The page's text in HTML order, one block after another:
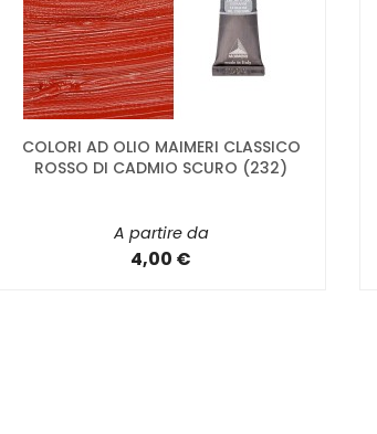
COLORI AD OLIO MAIMERI CLASSICO
ROSSO DI CADMIO SCURO (232)
A partire da
4,00 €